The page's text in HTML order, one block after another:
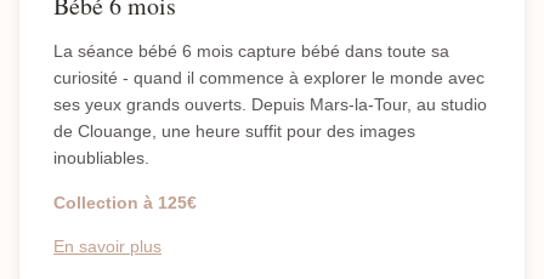
La séance bébé 6 mois capture bébé dans toute sa
curiosité - quand il commence à explorer le monde avec
ses yeux grands ouverts. Depuis Mars-la-Tour, au studio
de Clouange, une heure suffit pour des images
inoubliables.
Collection à 125€
En savoir plus